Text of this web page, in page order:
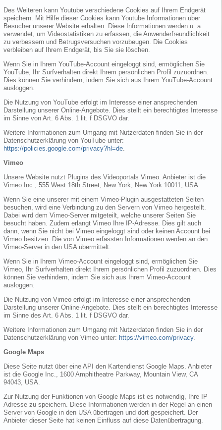
Des Weiteren kann Youtube verschiedene Cookies auf Ihrem Endgerät
speichern. Mit Hilfe dieser Cookies kann Youtube Informationen über
Besucher unserer Website erhalten. Diese Informationen werden u. a.
verwendet, um Videostatistiken zu erfassen, die Anwenderfreundlichkeit
zu verbessern und Betrugsversuchen vorzubeugen. Die Cookies
verbleiben auf Ihrem Endgerät, bis Sie sie löschen.
Wenn Sie in Ihrem YouTube-Account eingeloggt sind, ermöglichen Sie
YouTube, Ihr Surfverhalten direkt Ihrem persönlichen Profil zuzuordnen.
Dies können Sie verhindern, indem Sie sich aus Ihrem YouTube-Account
ausloggen.
Die Nutzung von YouTube erfolgt im Interesse einer ansprechenden
Darstellung unserer Online-Angebote. Dies stellt ein berechtigtes Interesse
im Sinne von Art. 6 Abs. 1 lit. f DSGVO dar.
Weitere Informationen zum Umgang mit Nutzerdaten finden Sie in der
Datenschutzerklärung von YouTube unter:
https://policies.google.com/privacy?hl=de
Vimeo
Unsere Website nutzt Plugins des Videoportals Vimeo. Anbieter ist die
Vimeo Inc., 555 West 18th Street, New York, New York 10011, USA.
Wenn Sie eine unserer mit einem Vimeo-Plugin ausgestatteten Seiten
besuchen, wird eine Verbindung zu den Servern von Vimeo hergestellt.
Dabei wird dem Vimeo-Server mitgeteilt, welche unserer Seiten Sie
besucht haben. Zudem erlangt Vimeo Ihre IP-Adresse. Dies gilt auch
dann, wenn Sie nicht bei Vimeo eingeloggt sind oder keinen Account bei
Vimeo besitzen. Die von Vimeo erfassten Informationen werden an den
Vimeo-Server in den USA übermittelt.
Wenn Sie in Ihrem Vimeo-Account eingeloggt sind, ermöglichen Sie
Vimeo, Ihr Surfverhalten direkt Ihrem persönlichen Profil zuzuordnen. Dies
können Sie verhindern, indem Sie sich aus Ihrem Vimeo-Account
ausloggen.
Die Nutzung von Vimeo erfolgt im Interesse einer ansprechenden
Darstellung unserer Online-Angebote. Dies stellt ein berechtigtes Interesse
im Sinne des Art. 6 Abs. 1 lit. f DSGVO dar.
Weitere Informationen zum Umgang mit Nutzerdaten finden Sie in der
Datenschutzerklärung von Vimeo unter: https://vimeo.com/privacy.
Google Maps
Diese Seite nutzt über eine API den Kartendienst Google Maps. Anbieter
ist die Google Inc., 1600 Amphitheatre Parkway, Mountain View, CA
94043, USA.
Zur Nutzung der Funktionen von Google Maps ist es notwendig, Ihre IP
Adresse zu speichern. Diese Informationen werden in der Regel an einen
Server von Google in den USA übertragen und dort gespeichert. Der
Anbieter dieser Seite hat keinen Einfluss auf diese Datenübertragung.